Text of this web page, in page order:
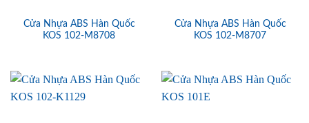
Cửa Nhựa ABS Hàn Quốc
KOS 102-M8708
Cửa Nhựa ABS Hàn Quốc
KOS 102-M8707